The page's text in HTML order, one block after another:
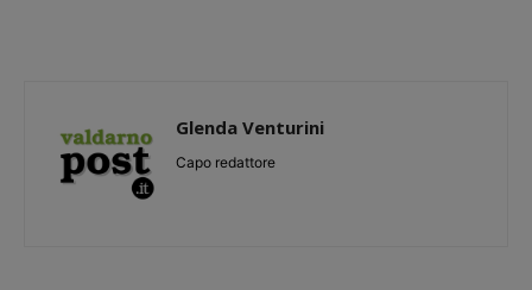
Glenda Venturini
Capo redattore